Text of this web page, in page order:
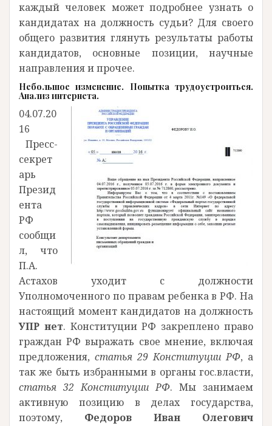
каждый человек может подробнее узнать о
кандидатах на должность судьи? Для своего
общего развития глянуть результаты работы
кандидатов, основные позиции, научные
направления и прочее.
Небольшое изменение. Попытка трудоустроиться.
Анализ интернета.
04.07.20
16
Пресс-
секрет
арь
Презид
ента
РФ
сообщи
л, что
П.А.
Астахов уходит с должности
Уполномоченного по правам ребенка в РФ. На
настоящий момент кандидатов на должность
УПР нет. Конституции РФ закреплено право
граждан РФ выражать свое мнение, включая
предложения, статья 29 Конституции РФ, а
так же быть избранными в органы гос.власти,
статья 32 Конституции РФ. Мы занимаем
активную позицию в делах государства,
поэтому, Федоров Иван Олегович